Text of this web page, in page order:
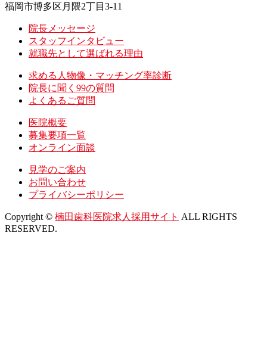
福岡市博多区月隈2丁目3-11
院長メッセージ
スタッフインタビュー
就職先として選ばれる理由
求める人物像・マッチング率診断
院長に聞く99の質問
よくあるご質問
医院概要
募集要項一覧
オンライン面談
見学のご案内
お問い合わせ
プライバシーポリシー
Copyright © 楠田歯科医院求人採用サイト ALL RIGHTS
RESERVED.